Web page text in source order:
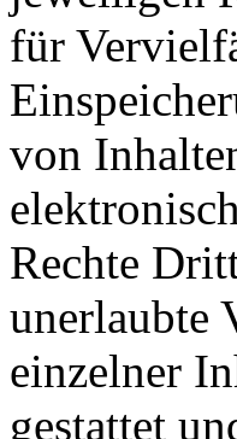
für
von
Rechte
unerlaubte
einzelner
gestattet